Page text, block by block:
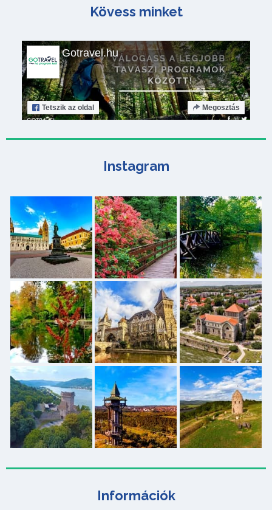
Információk
Kövess minket
Gotravel.hu
Tetszik az oldal Megosztás
Instagram